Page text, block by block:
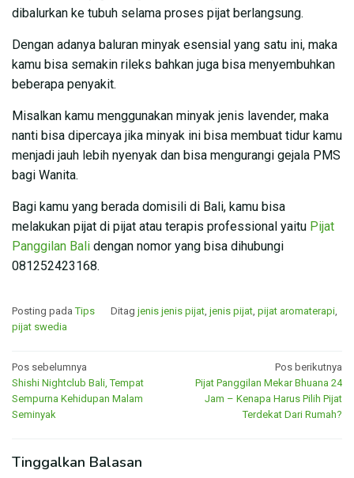
dibalurkan ke tubuh selama proses pijat berlangsung.
Dengan adanya baluran minyak esensial yang satu ini, maka
kamu bisa semakin rileks bahkan juga bisa menyembuhkan
beberapa penyakit.
Misalkan kamu menggunakan minyak jenis lavender, maka
nanti bisa dipercaya jika minyak ini bisa membuat tidur kamu
menjadi jauh lebih nyenyak dan bisa mengurangi gejala PMS
bagi Wanita.
Bagi kamu yang berada domisili di Bali, kamu bisa
melakukan pijat di pijat atau terapis professional yaitu Pijat
Panggilan Bali dengan nomor yang bisa dihubungi
081252423168.
Posting padaTips Ditag jenis jenis pijat, jenis pijat, pijat aromaterapi,
pijat swedia
Navigasi
pos
Pos sebelumnya
Shishi Nightclub Bali, Tempat
Sempurna Kehidupan Malam
Seminyak
Pos berikutnya
Pijat Panggilan Mekar Bhuana 24
Jam – Kenapa Harus Pilih Pijat
Terdekat Dari Rumah?
Tinggalkan Balasan